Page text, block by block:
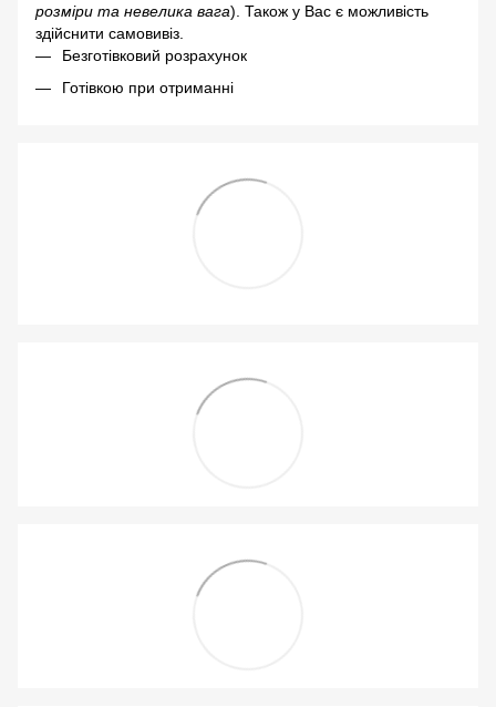
розміри та невелика вага). Також у Вас є можливість
здійснити самовивіз.
Безготівковий розрахунок
Готівкою при отриманні